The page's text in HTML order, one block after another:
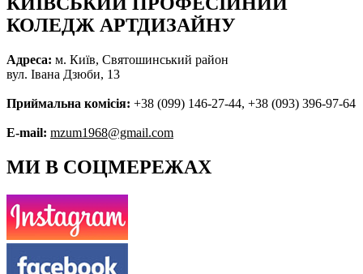
КОЛЕДЖ АРТДИЗАЙНУ
Адреса: м. Київ, Святошинський район
вул. Івана Дзюби, 13
Приймальна комісія: +38 (099) 146-27-44, +38 (093) 396-97-64
E-mail: mzum1968@gmail.com
МИ В СОЦМЕРЕЖАХ